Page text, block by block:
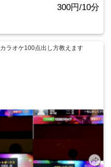
300円/10分
カラオケ100点出し方教えます